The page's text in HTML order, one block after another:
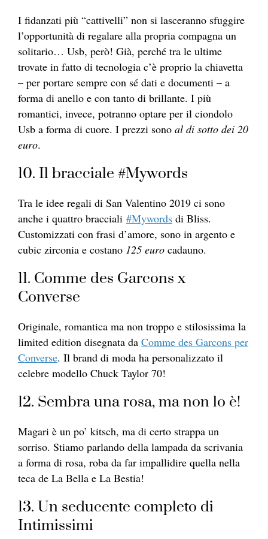
I fidanzati più “cattivelli” non si lasceranno sfuggire
l’opportunità di regalare alla propria compagna un
solitario… Usb, però! Già, perché tra le ultime
trovate in fatto di tecnologia c’è proprio la chiavetta
– per portare sempre con sé dati e documenti – a
forma di anello e con tanto di brillante. I più
romantici, invece, potranno optare per il ciondolo
Usb a forma di cuore. I prezzi sono al di sotto dei 20
euro.
10. Il bracciale #Mywords
Tra le idee regali di San Valentino 2019 ci sono
anche i quattro bracciali #Mywords di Bliss.
Customizzati con frasi d’amore, sono in argento e
cubic zirconia e costano 125 euro cadauno.
11. Comme des Garcons x
Converse
Originale, romantica ma non troppo e stilosissima la
limited edition disegnata da Comme des Garcons per
Converse. Il brand di moda ha personalizzato il
celebre modello Chuck Taylor 70!
12. Sembra una rosa, ma non lo è!
Magari è un po’ kitsch, ma di certo strappa un
sorriso. Stiamo parlando della lampada da scrivania
a forma di rosa, roba da far impallidire quella nella
teca de La Bella e La Bestia!
13. Un seducente completo di
Intimissimi